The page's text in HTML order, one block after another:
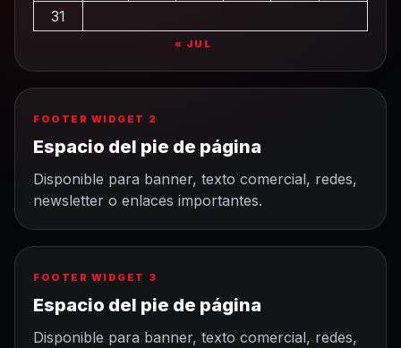
31
« JUL
FOOTER WIDGET 2
Espacio del pie de página
Disponible para banner, texto comercial, redes,
newsletter o enlaces importantes.
FOOTER WIDGET 3
Espacio del pie de página
Disponible para banner, texto comercial, redes,